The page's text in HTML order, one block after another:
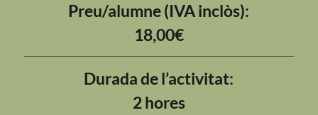
Preu/alumne (IVA inclòs):
18,00€
Durada de l’activitat:
2 hores